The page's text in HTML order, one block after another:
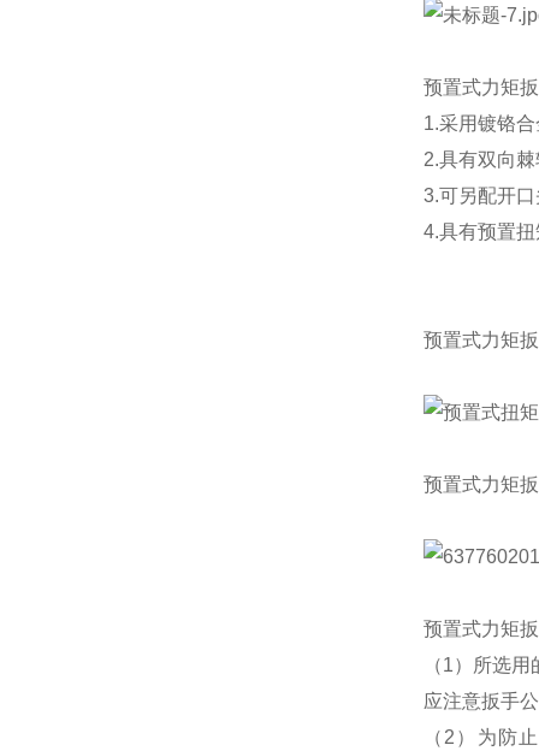
预置式力矩
1.采用镀铬
2.具有双向
3.可另配开
4.具有预置
预置式力矩
预置式力矩
预置式力矩
（1）所选用
应注意扳手
（ 2 ）为防